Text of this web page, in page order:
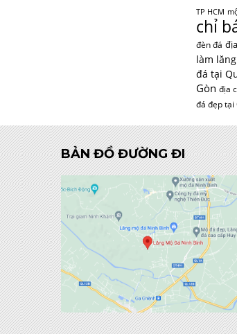
TP HCM
chỉ
đèn đá
làm
đá tại
Gòn địa
đá đẹp tại
BẢN ĐỒ ĐƯỜNG ĐI